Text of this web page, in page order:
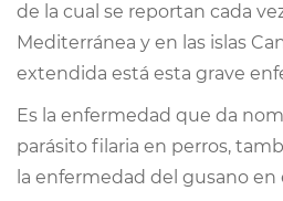
BLOG
CONTACTO
TRABAJA CON
de la cual se reportan cada
Mediterránea y en las islas
extendida está esta grave
Es la enfermedad que da
parásito filaria en perros,
la enfermedad del gusano en